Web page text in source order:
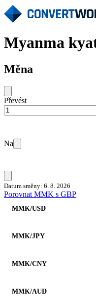
Myanma
Měna
Převést
Na
Datum směny: 6. 8. 2026
Porovnat MMK s GBP
MMK/USD
MMK/JPY
MMK/CNY
MMK/AUD